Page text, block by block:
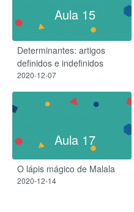
Aula 15
Determinantes: artigos
definidos e indefinidos
2020-12-07
Aula 17
O lápis mágico de Malala
2020-12-14